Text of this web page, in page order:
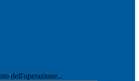
dell'operazione...